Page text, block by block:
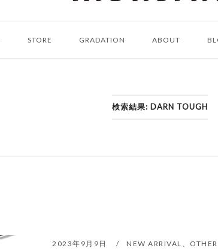
STORE GRADATION ABOUT
検索結果: DARN TOUGH
2023年9月9日 NEW ARRIVAL OTHER